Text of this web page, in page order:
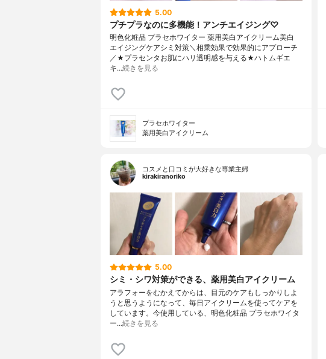
5.00
プチプラなのに多機能！アンチエイジング♡
明色化粧品 プラセホワイター 薬用美白アイクリーム美白
エイジングケアシミ対策＼相乗効果で効果的にアプローチ
／★プラセンタお肌にハリ透明感を与える★ハトムギエ
キ…続きを見る
プラセホワイター
薬用美白アイクリーム
コスメと口コミが大好きな専業主婦
kirakiranoriko
5.00
シミ・シワ対策ができる、薬用美白アイクリーム
アラフォーをむかえてからは、目元のケアもしっかりしよ
うと思うようになって、毎日アイクリームを使ってケアを
しています。今使用している、明色化粧品 プラセホワイタ
ー…続きを見る